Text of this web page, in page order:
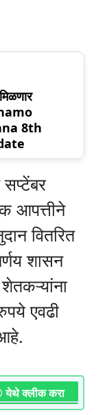
namo
8th
आपत्तीने
वितरित
शासन
शेतकऱ्यांना
एवढी
येथे क्लीक करा